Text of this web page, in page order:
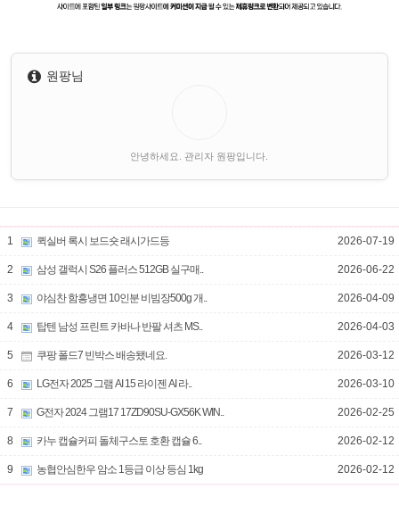
원팡님
안녕하세요. 관리자 원팡입니다.
1 퀵실버 록시 보드숏 래시가드등 2026-07-19
2 삼성 갤럭시 S26 플러스 512GB 실구매.. 2026-06-22
3 야심찬 함흥냉면 10인분 비빔장500g 개.. 2026-04-09
4 탑텐 남성 프린트 카바나 반팔 셔츠 MS.. 2026-04-03
5 쿠팡 폴드7 빈박스 배송됐네요. 2026-03-12
6 LG전자 2025 그램 AI 15 라이젠 AI 라.. 2026-03-10
7 G전자 2024 그램17 17ZD90SU-GX56K WIN.. 2026-02-25
8 카누 캡슐커피 돌체구스토 호환 캡슐 6.. 2026-02-12
9 농협안심한우 암소 1등급 이상 등심 1kg 2026-02-12